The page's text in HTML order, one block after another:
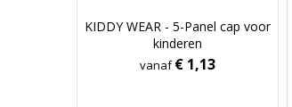
KIDDY WEAR - 5-Panel cap voor
kinderen
vanaf€ 1,13